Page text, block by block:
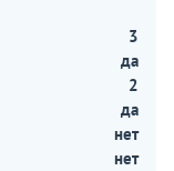
3
да
2
да
нет
нет